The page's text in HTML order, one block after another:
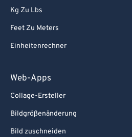
Kg Zu Lbs
Feet Zu Meters
Einheitenrechner
Web-Apps
Collage-Ersteller
Bildgrößenänderung
Bild zuschneiden